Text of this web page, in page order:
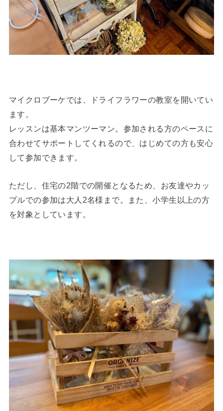
マイクロブーケでは、ドライフラワーの教室を開いてい
ます。
レッスンは基本マンツーマン。参加される方のペースに
合わせてサポートしてくれるので、はじめての方も安心
して参加できます。
ただし、住宅の2階での開催となるため、お友達やカッ
プルでの参加は大人2名様まで。また、小学生以上の方
を対象としています。